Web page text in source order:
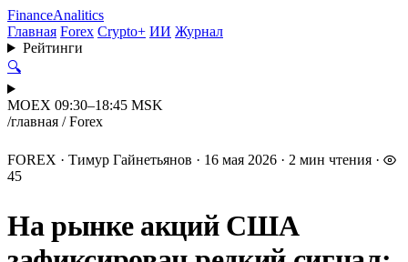
FinanceAnalitics
Главная Forex Crypto+ ИИ Журнал
Рейтинги
🔍
MOEX 09:30–18:45 MSK
/главная / Forex
FOREX · Тимур Гайнетьянов · 16 мая 2026 · 2 мин чтения ·
45
На рынке акций США